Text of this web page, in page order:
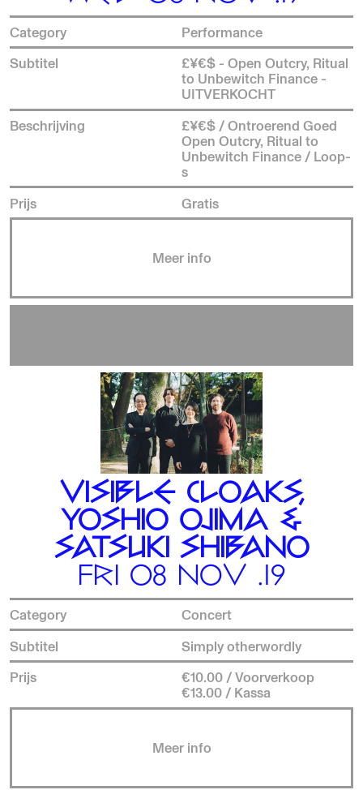
Category
Performance
Subtitel
£¥€$ - Open Outcry, Ritual
to Unbewitch Finance -
UITVERKOCHT
Beschrijving
£¥€$ / Ontroerend Goed
Open Outcry, Ritual to
Unbewitch Finance / Loop-
s
Prijs
Gratis
Meer info
VISIBLE CLOAKS,
YOSHIO OJIMA &
SATSUKI SHIBANO
FRI 08 NOV .19
Category
Concert
Subtitel
Simply otherwordly
Prijs
€10.00 / Voorverkoop
€13.00 / Kassa
Meer info